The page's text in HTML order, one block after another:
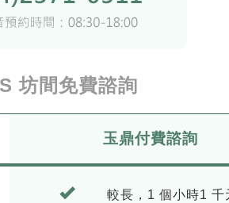
坊間免費諮詢
玉鼎付費諮詢
較長，1 個小時1 千